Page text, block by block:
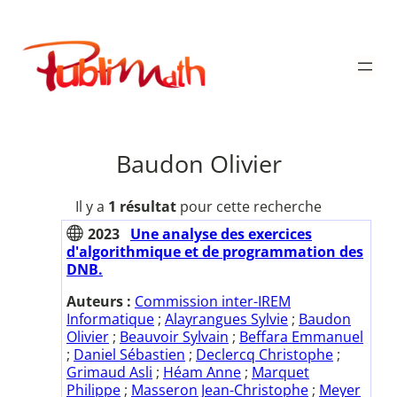
contenu
Publimath
Baudon Olivier
Il y a 1 résultat pour cette recherche
2023 Une analyse des exercices
d'algorithmique et de programmation des
DNB.
Auteurs : Commission inter-IREM
Informatique ; Alayrangues Sylvie ; Baudon
Olivier ; Beauvoir Sylvain ; Beffara Emmanuel
; Daniel Sébastien ; Declercq Christophe ;
Grimaud Asli ; Héam Anne ; Marquet
Philippe ; Masseron Jean-Christophe ; Meyer